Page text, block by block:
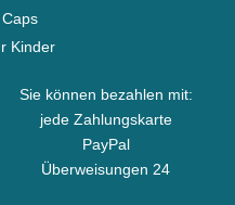
Kinder
Sie können bezahlen mit:
jede Zahlungskarte
PayPal
Überweisungen 24